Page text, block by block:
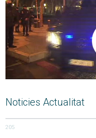
Noticies Actualitat
205